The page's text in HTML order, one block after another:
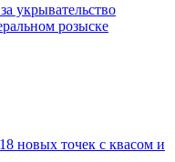
укрывательство
розыске
новых точек с квасом и